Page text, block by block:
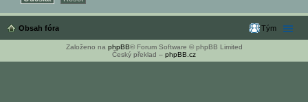
Obsah fóra Tým
Založeno na phpBB® Forum Software © phpBB Limited
Český překlad – phpBB.cz